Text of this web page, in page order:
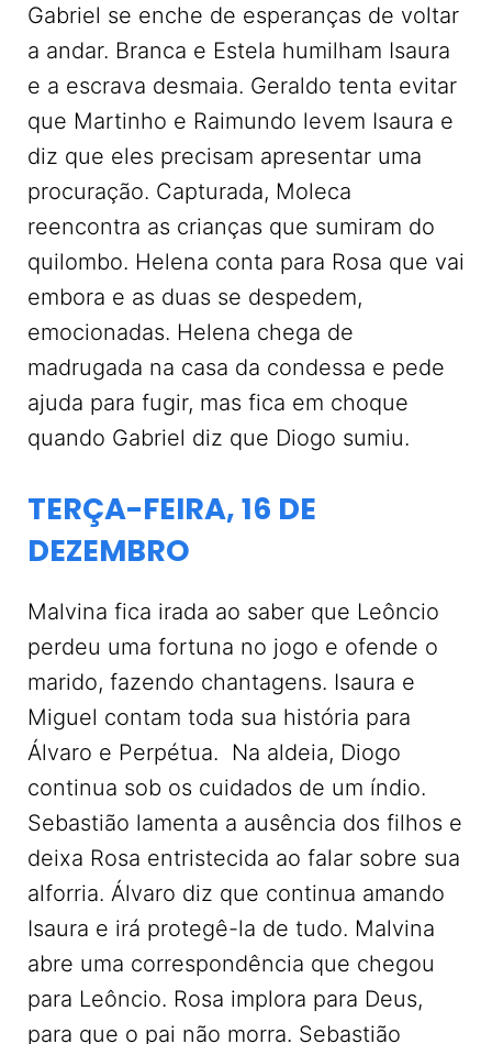
Gabriel se enche de esperanças de voltar
a andar. Branca e Estela humilham Isaura
e a escrava desmaia. Geraldo tenta evitar
que Martinho e Raimundo levem Isaura e
diz que eles precisam apresentar uma
procuração. Capturada, Moleca
reencontra as crianças que sumiram do
quilombo. Helena conta para Rosa que vai
embora e as duas se despedem,
emocionadas. Helena chega de
madrugada na casa da condessa e pede
ajuda para fugir, mas fica em choque
quando Gabriel diz que Diogo sumiu.
TERÇA-FEIRA, 16 DE
DEZEMBRO
Malvina fica irada ao saber que Leôncio
perdeu uma fortuna no jogo e ofende o
marido, fazendo chantagens. Isaura e
Miguel contam toda sua história para
Álvaro e Perpétua. Na aldeia, Diogo
continua sob os cuidados de um índio.
Sebastião lamenta a ausência dos filhos e
deixa Rosa entristecida ao falar sobre sua
alforria. Álvaro diz que continua amando
Isaura e irá protegê-la de tudo. Malvina
abre uma correspondência que chegou
para Leôncio. Rosa implora para Deus,
para que o pai não morra. Sebastião